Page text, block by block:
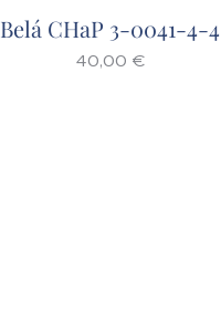
Belá CHaP 3-0041-4-4
40,00 €